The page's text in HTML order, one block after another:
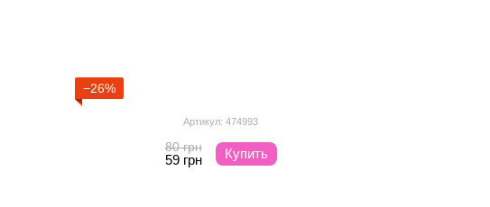
−26%
Артикул: 474993
80 грн
59 грн Купить